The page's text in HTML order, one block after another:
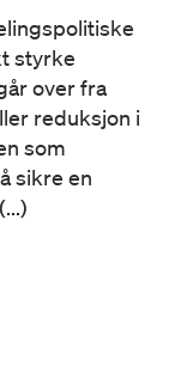
styrke
over fra
reduksjon i
som
sikre en